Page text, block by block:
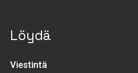
Löydä
Viestintä